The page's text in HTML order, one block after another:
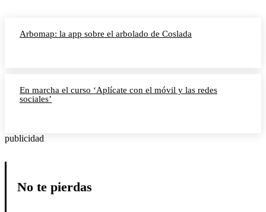
Arbomap: la app sobre el arbolado de Coslada
En marcha el curso ‘Aplícate con el móvil y las redes
sociales’
publicidad
No te pierdas